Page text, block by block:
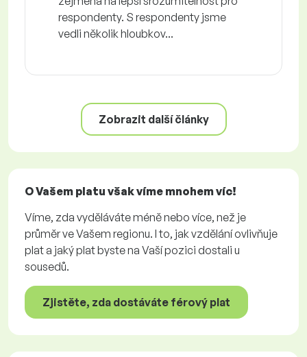
respondenty. S respondenty jsme
vedli několik hloubkov...
Zobrazit další články
O Vašem platu však víme mnohem víc!
Víme, zda vyděláváte méně nebo více, než je
průměr ve Vašem regionu. I to, jak vzdělání ovlivňuje
plat a jaký plat byste na Vaší pozici dostali u
sousedů.
Zjistěte, zda dostáváte férový plat